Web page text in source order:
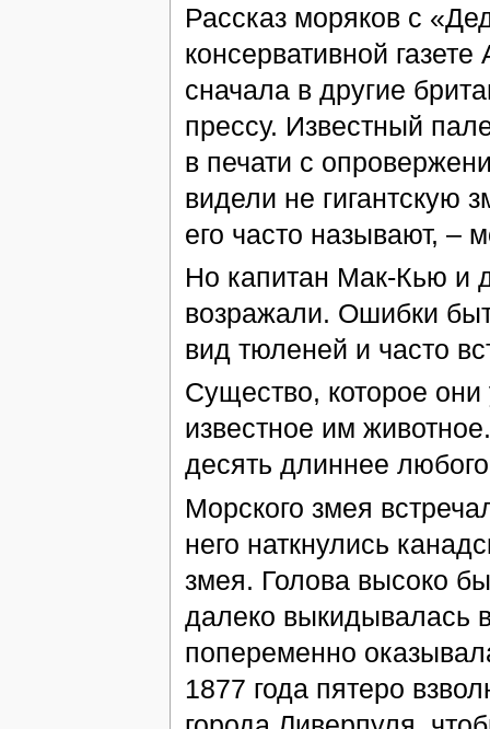
Рассказ моряков с
консервативной
сначала в другие
прессу. Известный
в печати с
видели не гигантскую
его часто называют, –
Но капитан Мак-Кью и
возражали. Ошибки
вид тюленей и часто
Существо, которое
известное им
десять длиннее
Морского змея
него наткнулись
змея. Голова высоко
далеко выкидывалась
попеременно
1877 года пятеро